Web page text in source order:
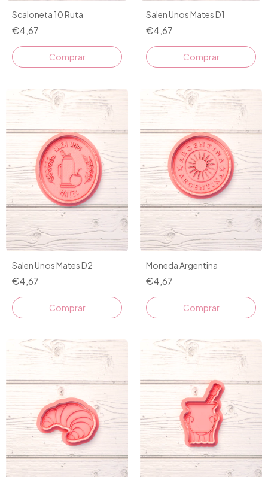
Scaloneta 10 Ruta
€4,67
Comprar
Salen Unos Mates D1
€4,67
Comprar
Salen Unos Mates D2
€4,67
Comprar
Moneda Argentina
€4,67
Comprar